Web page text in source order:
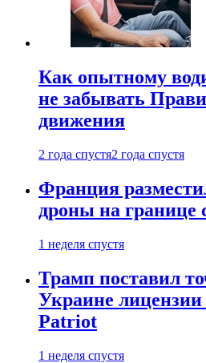
Как опытному
не забывать
движения
2 года спустя2 года спустя
Франция
дроны на границе
1 неделя спустя
Трамп поставил
Украине
Patriot
1 неделя спустя